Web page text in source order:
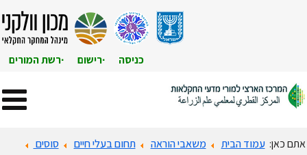
כניסה רישום רשת המורים
אתם כאן: עמוד הבית משאבי הוראה תחום בעלי חיים
סוסים